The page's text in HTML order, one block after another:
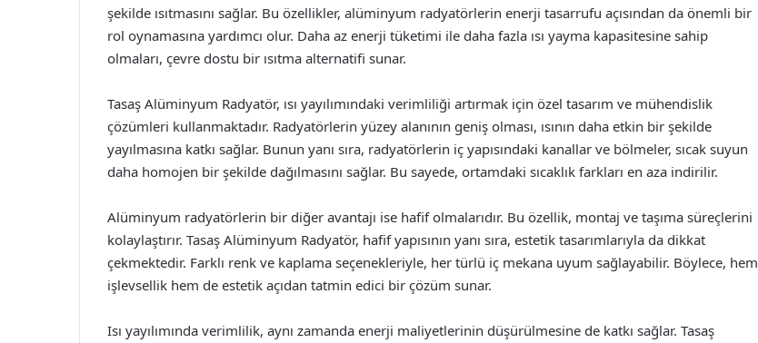
şekilde ısıtmasını sağlar. Bu özellikler, alüminyum radyatörlerin enerji tasarrufu açısından da önemli bir
rol oynamasına yardımcı olur. Daha az enerji tüketimi ile daha fazla ısı yayma kapasitesine sahip
olmaları, çevre dostu bir ısıtma alternatifi sunar.
Tasaş Alüminyum Radyatör, ısı yayılımındaki verimliliği artırmak için özel tasarım ve mühendislik
çözümleri kullanmaktadır. Radyatörlerin yüzey alanının geniş olması, ısının daha etkin bir şekilde
yayılmasına katkı sağlar. Bunun yanı sıra, radyatörlerin iç yapısındaki kanallar ve bölmeler, sıcak suyun
daha homojen bir şekilde dağılmasını sağlar. Bu sayede, ortamdaki sıcaklık farkları en aza indirilir.
Alüminyum radyatörlerin bir diğer avantajı ise hafif olmalarıdır. Bu özellik, montaj ve taşıma süreçlerini
kolaylaştırır. Tasaş Alüminyum Radyatör, hafif yapısının yanı sıra, estetik tasarımlarıyla da dikkat
çekmektedir. Farklı renk ve kaplama seçenekleriyle, her türlü iç mekana uyum sağlayabilir. Böylece, hem
işlevsellik hem de estetik açıdan tatmin edici bir çözüm sunar.
Isı yayılımında verimlilik, aynı zamanda enerji maliyetlerinin düşürülmesine de katkı sağlar. Tasaş